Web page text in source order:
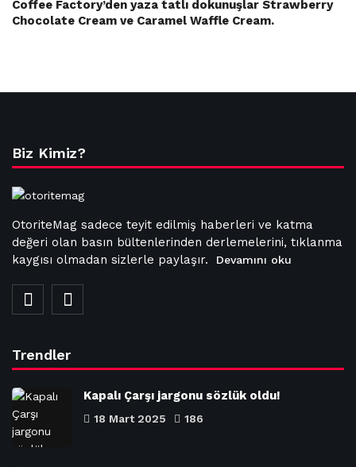
Coffee Factory’den yaza tatlı dokunuşlar Strawberry
Chocolate Cream ve Caramel Waffle Cream.
Biz Kimiz?
OtoriteMag sadece teyit edilmiş haberleri ve katma
değeri olan basın bültenlerinden derlemelerini, tıklanma
kaygısı olmadan sizlerle paylaşır.
Devamını oku
Trendler
Kapalı Çarşı jargonu sözlük oldu!
18 Mart 2025 186